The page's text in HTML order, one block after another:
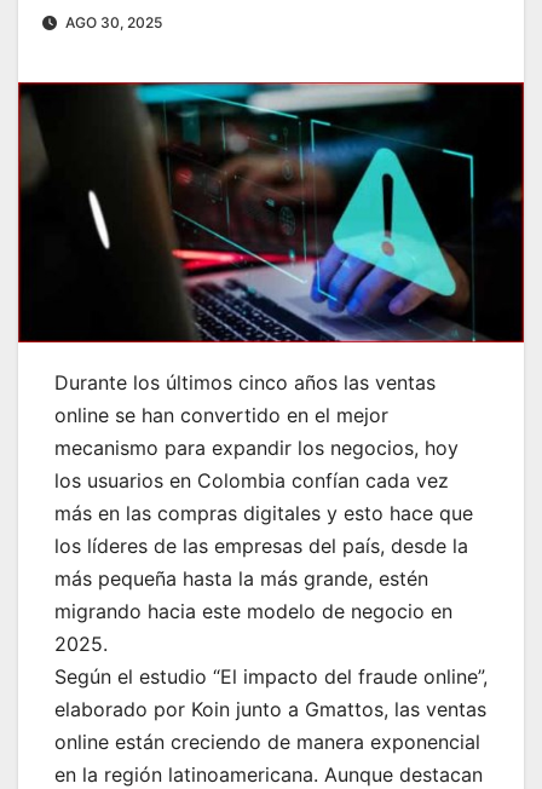
AGO 30, 2025
Durante los últimos cinco años las ventas
online se han convertido en el mejor
mecanismo para expandir los negocios, hoy
los usuarios en Colombia confían cada vez
más en las compras digitales y esto hace que
los líderes de las empresas del país, desde la
más pequeña hasta la más grande, estén
migrando hacia este modelo de negocio en
2025.
Según el estudio “El impacto del fraude online”,
elaborado por Koin junto a Gmattos, las ventas
online están creciendo de manera exponencial
en la región latinoamericana. Aunque destacan